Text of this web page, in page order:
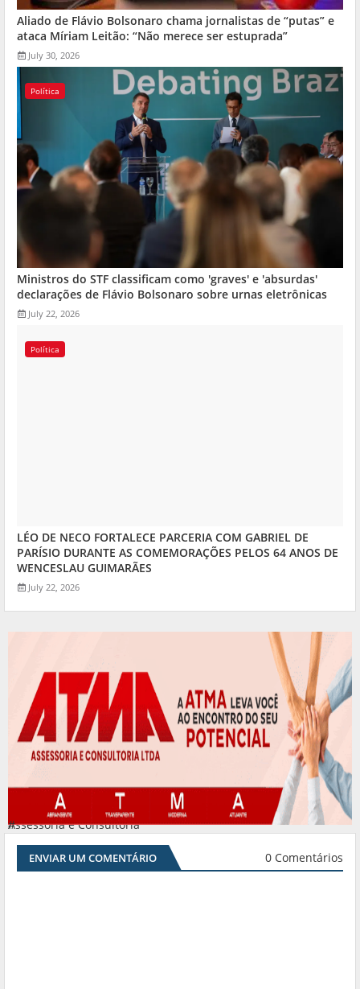
Aliado de Flávio Bolsonaro chama jornalistas de “putas” e
ataca Míriam Leitão: “Não merece ser estuprada”
July 30, 2026
Política
Ministros do STF classificam como 'graves' e 'absurdas'
declarações de Flávio Bolsonaro sobre urnas eletrônicas
July 22, 2026
Política
LÉO DE NECO FORTALECE PARCERIA COM GABRIEL DE
PARÍSIO DURANTE AS COMEMORAÇÕES PELOS 64 ANOS DE
WENCESLAU GUIMARÃES
July 22, 2026
Assessoria e Consultoria
#
ENVIAR UM COMENTÁRIO 0 Comentários